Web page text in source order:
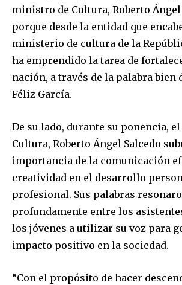
ministro de Cultura, Roberto Ángel
porque desde la entidad que
ministerio de cultura de la
ha emprendido la tarea de
nación, a través de la palabra bien
Féliz García.
De su lado, durante su ponencia,
Cultura, Roberto Ángel Salcedo
importancia de la comunicación
creatividad en el desarrollo
profesional. Sus palabras
profundamente entre los
los jóvenes a utilizar su voz para
impacto positivo en la sociedad.
“Con el propósito de hacer